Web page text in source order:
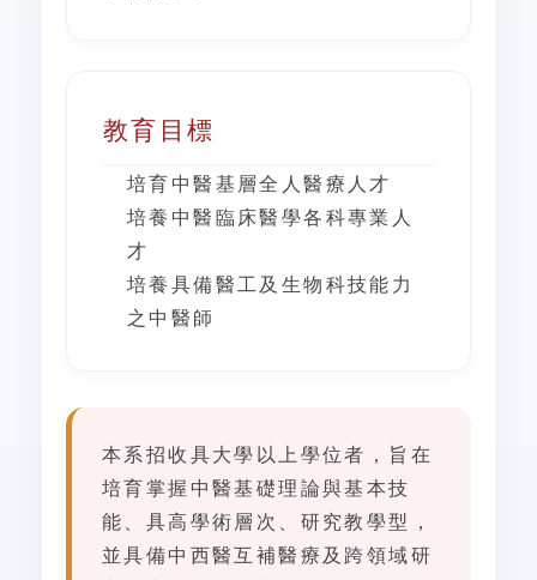
教育目標
培育中醫基層全人醫療人才
培養中醫臨床醫學各科專業人
才
培養具備醫工及生物科技能力
之中醫師
本系招收具大學以上學位者，旨在
培育掌握中醫基礎理論與基本技
能、具高學術層次、研究教學型，
並具備中西醫互補醫療及跨領域研